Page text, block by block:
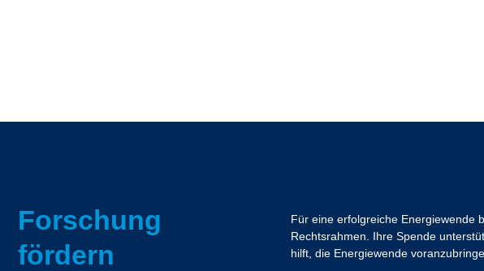
Forschung
fördern
Für eine erfolgreiche Energiewende
Rechtsrahmen. Ihre Spende
hilft, die Energiewende